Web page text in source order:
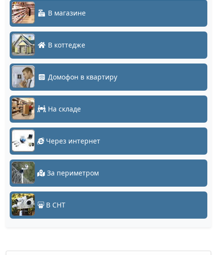
В магазине
В коттедже
Домофон в квартиру
На складе
Через интернет
За периметром
В СНТ